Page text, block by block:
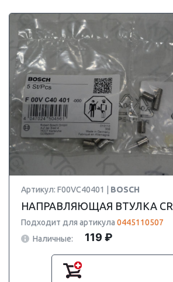
Артикул: F00VC40401 | BOSCH
НАПРАВЛЯЮЩАЯ ВТУЛКА CR
Подходит для артикула 0445110507
Наличные:
119 ₽